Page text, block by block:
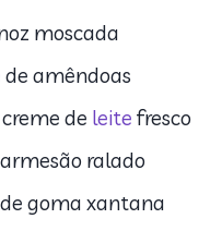
moscada
de amêndoas
de leite fresco
ralado
goma xantana